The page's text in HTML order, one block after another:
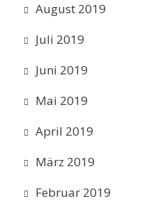
August 2019
Juli 2019
Juni 2019
Mai 2019
April 2019
März 2019
Februar 2019